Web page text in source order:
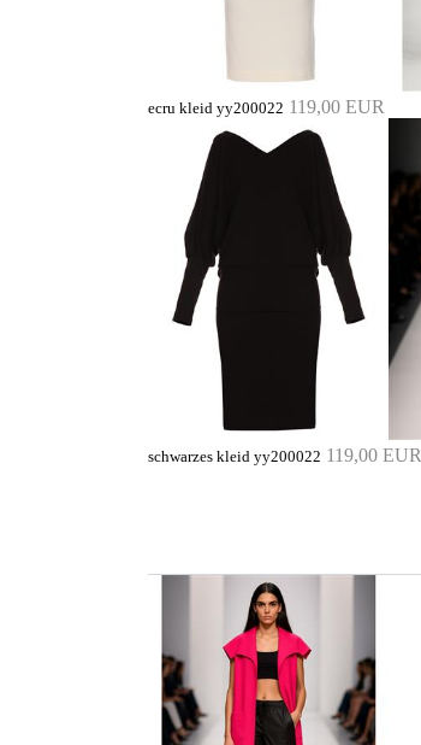
ecru kleid yy200022 119,00 EUR
schwarzes kleid yy200022 119,00 EUR